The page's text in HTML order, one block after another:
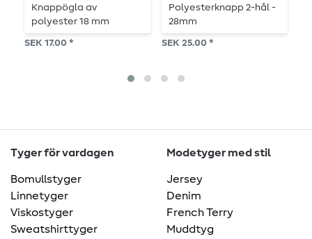
Knappögla av
polyester 18 mm
SEK 17.00 *
Polyesterknapp 2-hål -
28mm
SEK 25.00 *
Tyger för vardagen
Bomullstyger
Linnetyger
Viskostyger
Sweatshirttyger
Modetyger med stil
Jersey
Denim
French Terry
Muddtyg